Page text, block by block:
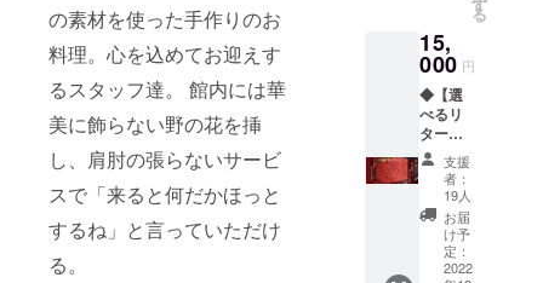
の素材を使った手作りのお
料理。心を込めてお迎えす
るスタッフ達。 館内には華
美に飾らない野の花を挿
し、肩肘の張らないサービ
スで「来ると何だかほっと
するね」と言っていただけ
る。
り入浴
※お茶
会終了
後にお
入りい
ただき
ます。
※バス
タオル
レンタ
ル付き
※フェ
イスタ
20分程
の移動
あり)
※ワーク
ショッ
プはお
客様1名
以上4名
以内で
催行
（月曜
～木曜
など日
券10枚
綴り
※平日限
定 ※
タオル
等はご
持参く
ださ
い。
※有効期
限：発
行より1
年間
る
15,
000 円
◆【選
べるリ
ター
ン】贅
沢肉三
昧！あ
だたら
酵母牛
【リ
ターン
支援
者：
19人
お届
け予
定：
2022